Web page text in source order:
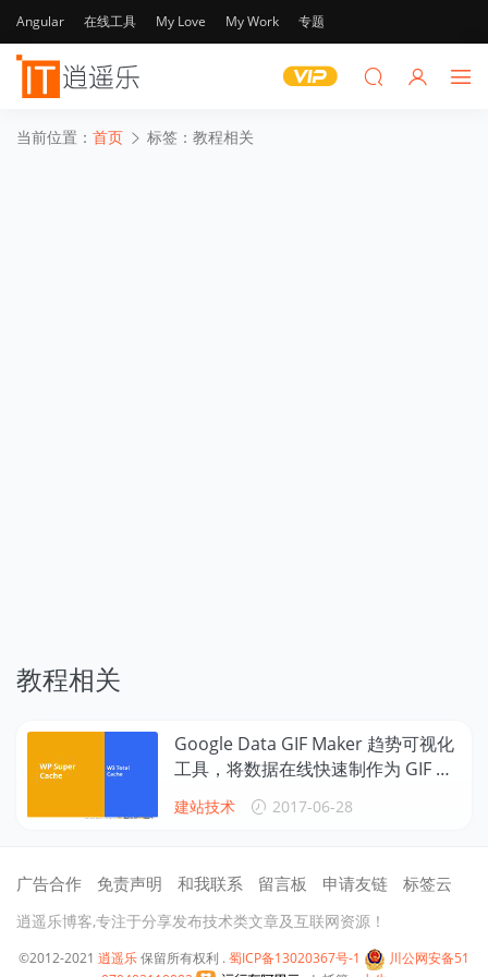
Angular 在线工具 My Love My Work 专题
当前位置： 首页 标签：教程相关
教程相关
Google Data GIF Maker 趋势可视化
工具，将数据在线快速制作为 GIF 动
画
建站技术 2017-06-28
广告合作 免责声明 和我联系 留言板 申请友链 标签云
逍遥乐博客,专注于分享发布技术类文章及互联网资源！
©2012-2021 逍遥乐保留所有权利 . 蜀ICP备13020367号-1
川公网安备51